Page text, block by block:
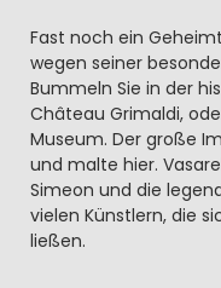
Fast noch ein
wegen seiner
Bummeln Sie in der
Château Grimaldi,
Museum. Der große
und malte hier.
Simeon und die
vielen Künstlern, die
ließen.